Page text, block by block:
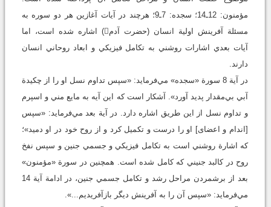
مؤمنون: 12ـ14؛ سجده: 7ـ9؛ هرچند در آيات آغازين هر دو سوره به
مسئلة آفرينش اولية انسان (حضرت آدم) اشاره شده است، اما
آيات بعدي اشارات روشني به تکامل فيزيکي و ابعاد روحاني انسان
دارند.
در آية 8 سورة «سجده» مي‌فرمايد: «سپس تداوم نسل او را از چکيدة
آبي بي‌مقدار پديد آورد». آشکار است که اين آيه به مايع مني و اسپرم
و تداوم نسل از اين طريق اشاره دارد. در آية بعد مي‌فرماید: «سپس
[اندام و اعضای] او را درست و تکميل کرد و از روح خود در او دميد»؛
که اشارة روشني است به تکامل فيزيکي و جسمي جنين و سپس نفخ
روح در کالبد جنيني که کامل شده است. همچنين در سورة «مؤمنون»
بعد از برشمردن مراحل رشد و تکامل جسمي جنين، در ادامة آية 14
مي‌فرمايد: «سپس آن را به آفرينش ديگر بازآفريديم...».